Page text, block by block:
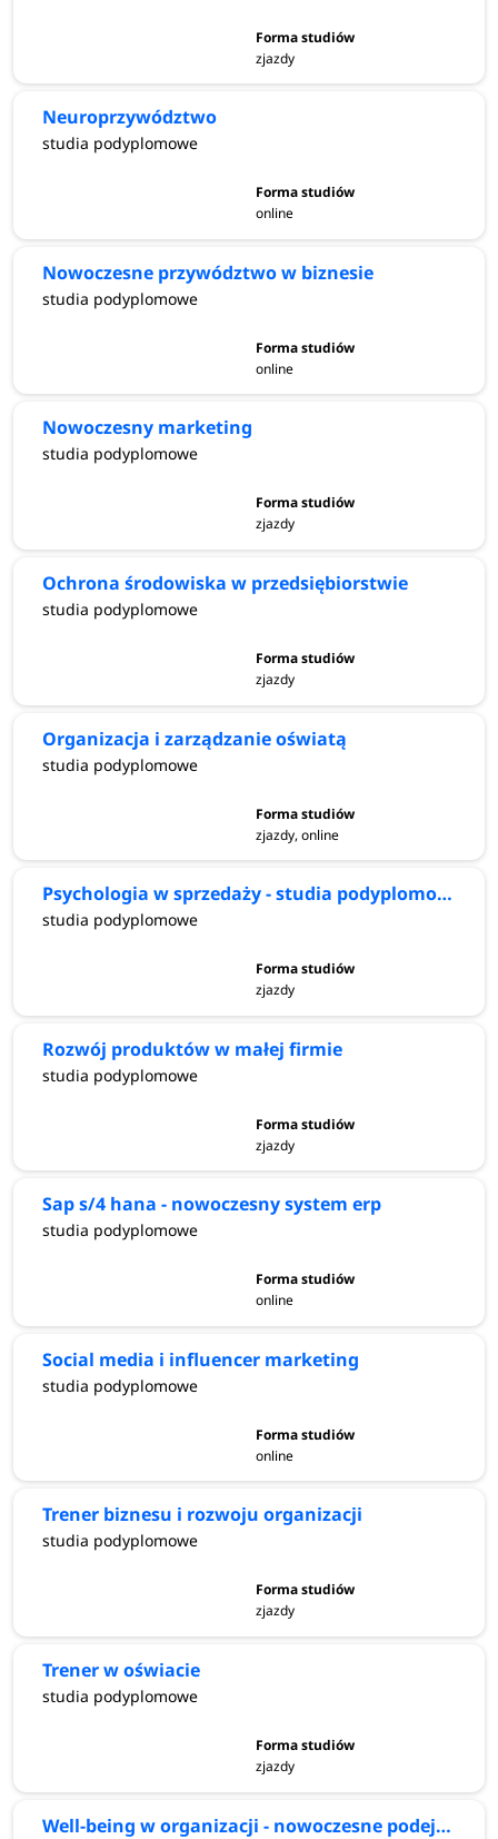
zjazdy
Neuroprzywództwo
studia podyplomowe
online
Nowoczesne przywództwo w biznesie
studia podyplomowe
online
Nowoczesny marketing
studia podyplomowe
zjazdy
Ochrona środowiska w przedsiębiorstwie
studia podyplomowe
zjazdy
Organizacja i zarządzanie oświatą
studia podyplomowe
zjazdy, online
Psychologia w sprzedaży - studia podyplomowa
studia podyplomowe
zjazdy
Rozwój produktów w małej firmie
studia podyplomowe
zjazdy
Sap s/4 hana - nowoczesny system erp
studia podyplomowe
online
Social media i influencer marketing
studia podyplomowe
online
Trener biznesu i rozwoju organizacji
studia podyplomowe
zjazdy
Trener w oświacie
studia podyplomowe
zjazdy
Well-being w organizacji - nowoczesne podejście do zdrowia, relacji i efektywności